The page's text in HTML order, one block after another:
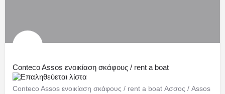
Conteco Assos ενοικίαση σκάφους / rent a boat
Conteco Assos ενοικίαση σκάφους / rent a boat Ασσος / Assos